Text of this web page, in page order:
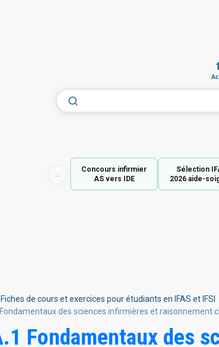
←
Concours infirmier
AS vers IDE
Sélection
2026 aide-
Fiches de cours et exercices pour étudiants en IFAS et IFSI
Fondamentaux des sciences infirmières et raisonnement
Fondamentaux des